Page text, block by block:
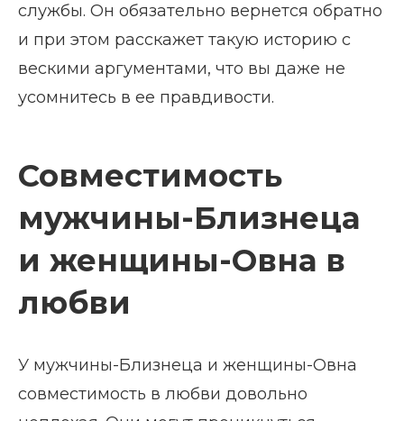
службы. Он обязательно вернется обратно
и при этом расскажет такую историю с
вескими аргументами, что вы даже не
усомнитесь в ее правдивости.
Совместимость
мужчины-Близнеца
и женщины-Овна в
любви
У мужчины-Близнеца и женщины-Овна
совместимость в любви довольно